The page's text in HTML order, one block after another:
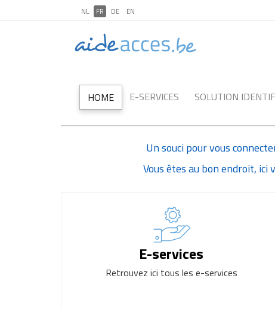
NL FR DE EN
HOME E-SERVICES SOLUTION
Un souci pour vous
Vous êtes au bon endroit,
E-services
Retrouvez ici tous les e-services